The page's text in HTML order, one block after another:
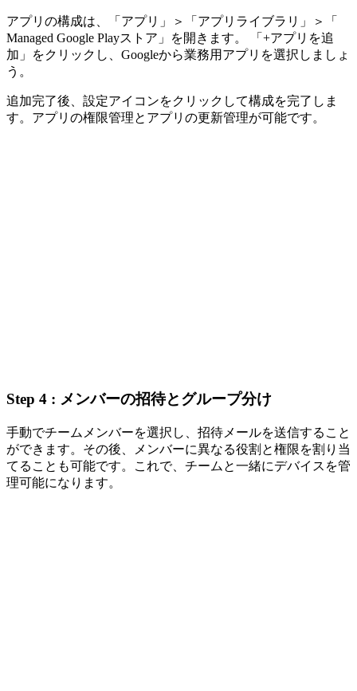
アプリの構成は、「アプリ」＞「アプリライブラリ」＞「
Managed Google Playストア」を開きます。 「+アプリを追
加」をクリックし、Googleから業務用アプリを選択しましょ
う。
追加完了後、設定アイコンをクリックして構成を完了しま
す。アプリの権限管理とアプリの更新管理が可能です。
Step 4 : メンバーの招待とグループ分け
手動でチームメンバーを選択し、招待メールを送信すること
ができます。その後、メンバーに異なる役割と権限を割り当
てることも可能です。これで、チームと一緒にデバイスを管
理可能になります。